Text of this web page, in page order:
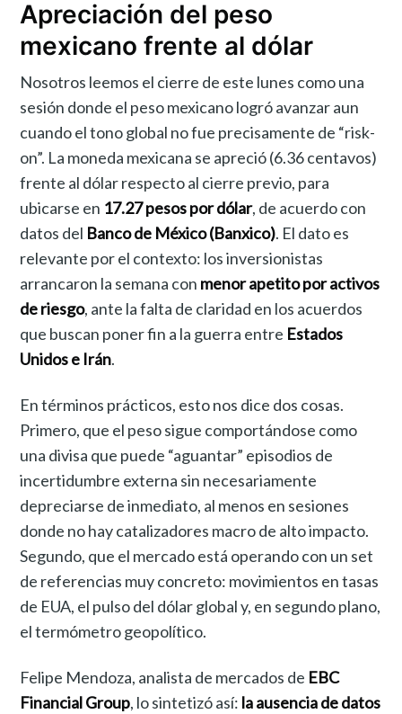
Apreciación del peso
mexicano frente al dólar
Nosotros leemos el cierre de este lunes como una
sesión donde el peso mexicano logró avanzar aun
cuando el tono global no fue precisamente de “risk-
on”. La moneda mexicana se apreció (6.36 centavos)
frente al dólar respecto al cierre previo, para
ubicarse en 17.27 pesos por dólar, de acuerdo con
datos del Banco de México (Banxico). El dato es
relevante por el contexto: los inversionistas
arrancaron la semana con menor apetito por activos
de riesgo, ante la falta de claridad en los acuerdos
que buscan poner fin a la guerra entre Estados
Unidos e Irán.
En términos prácticos, esto nos dice dos cosas.
Primero, que el peso sigue comportándose como
una divisa que puede “aguantar” episodios de
incertidumbre externa sin necesariamente
depreciarse de inmediato, al menos en sesiones
donde no hay catalizadores macro de alto impacto.
Segundo, que el mercado está operando con un set
de referencias muy concreto: movimientos en tasas
de EUA, el pulso del dólar global y, en segundo plano,
el termómetro geopolítico.
Felipe Mendoza, analista de mercados de EBC
Financial Group, lo sintetizó así: la ausencia de datos